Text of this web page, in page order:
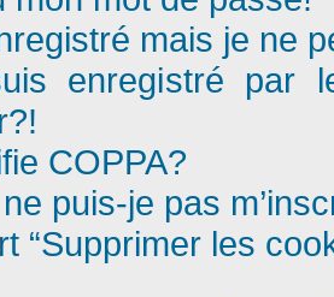
mais je ne
enregistré par
COPPA?
puis-je pas
“Supprimer les